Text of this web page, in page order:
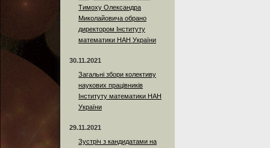
Тимоху Олександра
Миколайовича обрано
директором Інституту
математики НАН України
30.11.2021
Загальні збори колективу
наукових працівників
Інституту математики НАН
України
29.11.2021
Зустріч з кандидатами на